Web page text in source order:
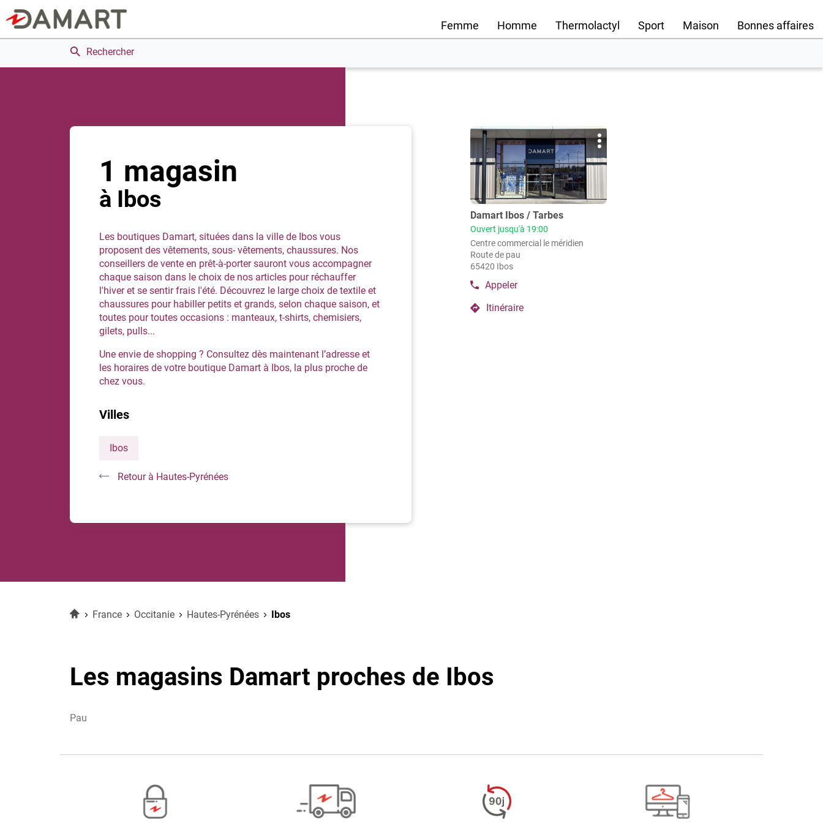
Femme Homme Thermolactyl Sport Maison Bonnes affaires
Rechercher
1 magasin
à Ibos
Les boutiques Damart, situées dans la ville de Ibos vous
proposent des vêtements, sous- vêtements, chaussures. Nos
conseillers de vente en prêt-à-porter sauront vous accompagner
chaque saison dans le choix de nos articles pour réchauffer
l'hiver et se sentir frais l'été. Découvrez le large choix de textile et
chaussures pour habiller petits et grands, selon chaque saison, et
toutes pour toutes occasions : manteaux, t-shirts, chemisiers,
gilets, pulls...
Une envie de shopping ? Consultez dès maintenant l’adresse et
les horaires de votre boutique Damart à Ibos, la plus proche de
chez vous.
Villes
Ibos
Retour à Hautes-Pyrénées
Appuyer
sur
la
touche
ENTRÉE
pour
obtenir
de
plus
amples
informations
Point
de
vente
:
Damart Ibos / Tarbes
Ouvert jusqu'à 19:00
Centre commercial le méridien
Route de pau
65420 Ibos
Appeler
Afficher
le
numéroItinéraire
jusqu'au
Plus
d'options
AccueilFrance Occitanie Hautes-Pyrénées Ibos
Les magasins Damart proches de Ibos
Pau